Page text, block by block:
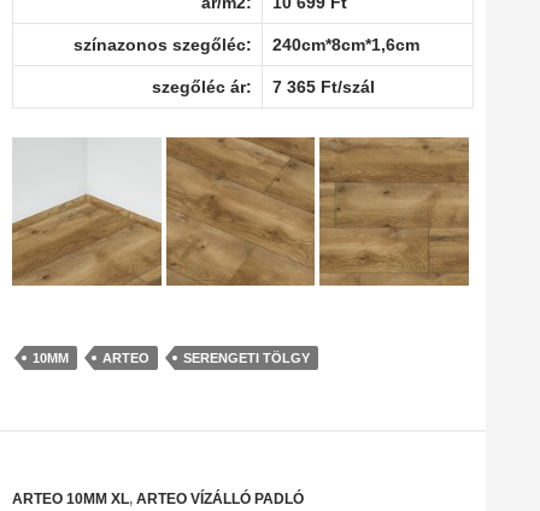
színazonos szegőléc: 240cm*8cm*1,6cm
szegőléc ár: 7 365 Ft/szál
10MM ARTEO SERENGETI TÖLGY
ARTEO 10MM XL, ARTEO VÍZÁLLÓ PADLÓ